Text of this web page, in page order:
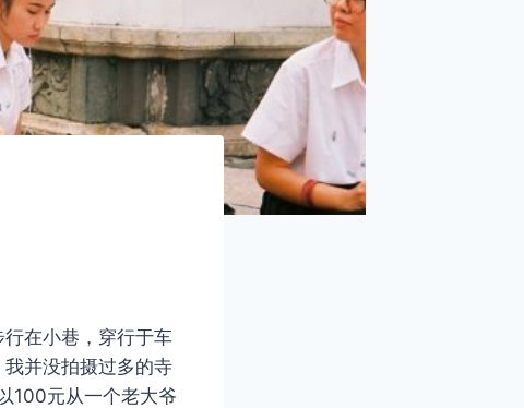
在小巷，穿行于车
并没拍摄过多的寺
100元从一个老大爷